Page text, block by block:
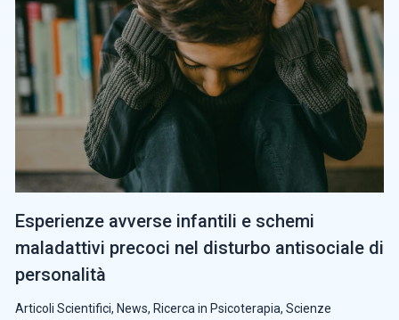
Esperienze avverse infantili e schemi
maladattivi precoci nel disturbo antisociale di
personalità
Articoli Scientifici, News, Ricerca in Psicoterapia, Scienze